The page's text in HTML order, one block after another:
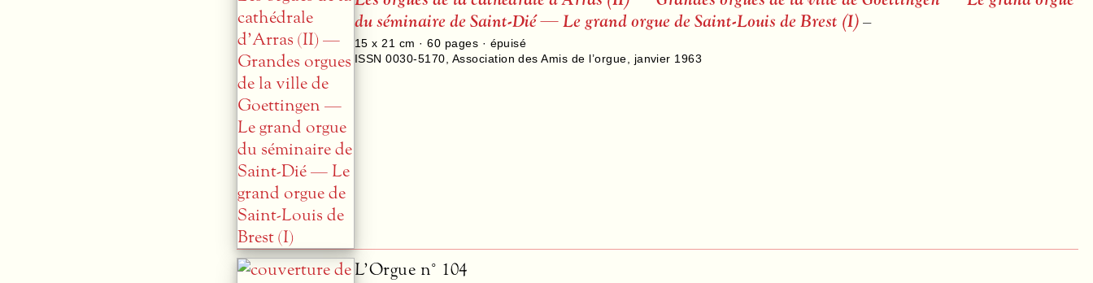
du séminaire de Saint-Dié — Le grand orgue de Saint-Louis de Brest (I)–
15 x 21 cm ·60 pages · épuisé
ISSN 0030-5170 Association des Amis de l’orgue janvier 1963
L’Orgue n° 104